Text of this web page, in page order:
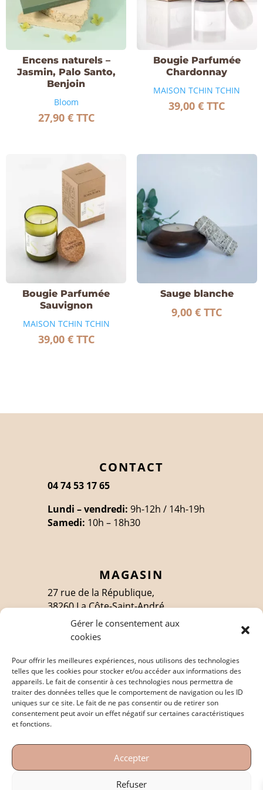
Gérer le consentement aux
cookies
Pour offrir les meilleures expériences, nous utilisons des technologies
telles que les cookies pour stocker et/ou accéder aux informations des
appareils. Le fait de consentir à ces technologies nous permettra de
traiter des données telles que le comportement de navigation ou les ID
uniques sur ce site. Le fait de ne pas consentir ou de retirer son
consentement peut avoir un effet négatif sur certaines caractéristiques
et fonctions.
Accepter
Refuser
Encens naturels –
Jasmin, Palo Santo,
Benjoin
Bloom
27,90 € TTC
Bougie Parfumée
Chardonnay
MAISON TCHIN TCHIN
39,00€ TTC
Bougie Parfumée
Sauvignon
MAISON TCHIN TCHIN
39,00 € TTC
Sauge blanche
9,00€ TTC
CONTACT
04 74 53 17 65
Lundi – vendredi: 9h-12h / 14h-19h
Samedi: 10h – 18h30
MAGASIN
27 rue de la République,
38260 La Côte-Saint-André
SUIVEZ-MOI
EN SAVOIR PLUS
Mentions légales
Conditions générales de vente